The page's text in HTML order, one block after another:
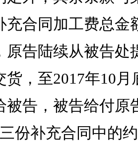
充合同加工费总金
原告陆续从被告处
货，至2017年10月
被告，被告给付原
份补充合同中的